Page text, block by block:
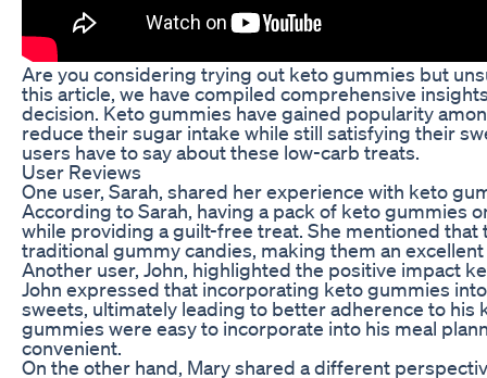
Are you considering trying out keto gummies but
this article, we have compiled comprehensive
decision. Keto gummies have gained popularity
reduce their sugar intake while still satisfying their
users have to say about these low-carb treats.
User Reviews
One user, Sarah, shared her experience with keto
According to Sarah, having a pack of keto gummies
while providing a guilt-free treat. She mentioned
traditional gummy candies, making them an
Another user, John, highlighted the positive impact
John expressed that incorporating keto gummies
sweets, ultimately leading to better adherence to
gummies were easy to incorporate into his meal
convenient.
On the other hand, Mary shared a different